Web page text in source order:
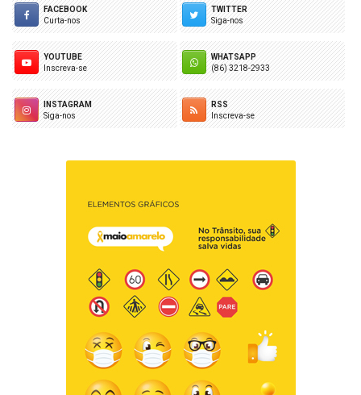
FACEBOOK
Curta-nos
TWITTER
Siga-nos
YOUTUBE
Inscreva-se
WHATSAPP
(86) 3218-2933
INSTAGRAM
Siga-nos
RSS
Inscreva-se